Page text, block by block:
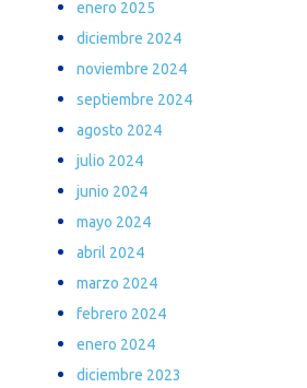
enero 2025
diciembre 2024
noviembre 2024
septiembre 2024
agosto 2024
julio 2024
junio 2024
mayo 2024
abril 2024
marzo 2024
febrero 2024
enero 2024
diciembre 2023